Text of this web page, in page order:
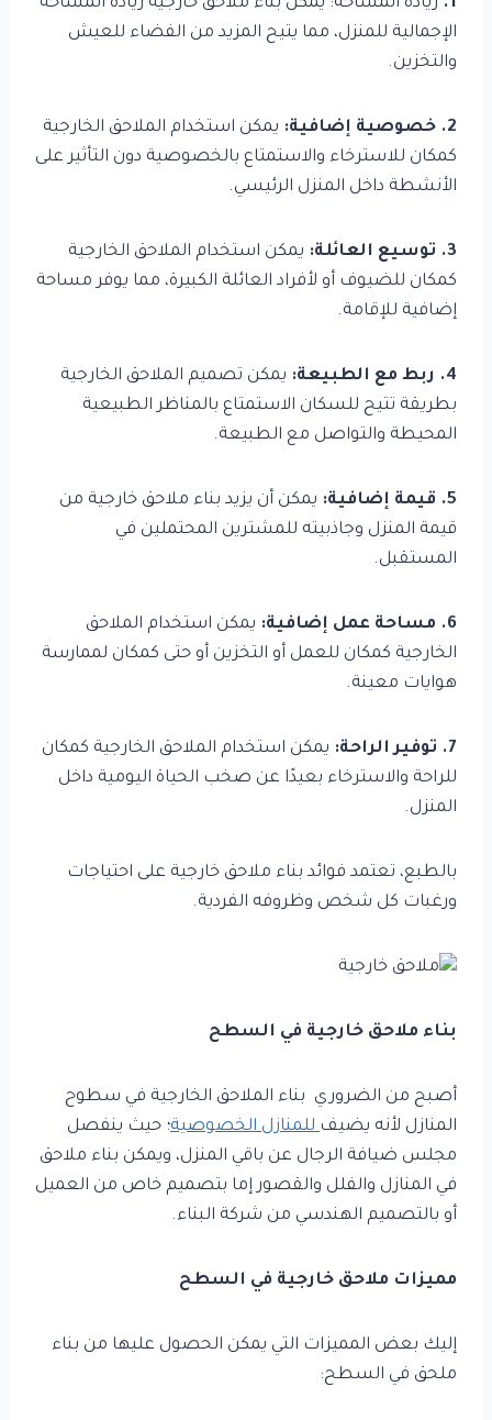
الإجمالية للمنزل، مما يتيح المزيد من الفضاء للعيش
والتخزين.
2. خصوصية إضافية:
يمكن استخدام الملاحق الخارجية
كمكان للاسترخاء والاستمتاع بالخصوصية دون التأثير على
الأنشطة داخل المنزل الرئيسي.
3. توسيع العائلة:
يمكن استخدام الملاحق الخارجية
كمكان للضيوف أو لأفراد العائلة الكبيرة، مما يوفر مساحة
إضافية للإقامة.
4. ربط مع الطبيعة:
يمكن تصميم الملاحق الخارجية
بطريقة تتيح للسكان الاستمتاع بالمناظر الطبيعية
المحيطة والتواصل مع الطبيعة.
5. قيمة إضافية:
يمكن أن يزيد بناء ملاحق خارجية من
قيمة المنزل وجاذبيته للمشترين المحتملين في
المستقبل.
6. مساحة عمل إضافية:
يمكن استخدام الملاحق
الخارجية كمكان للعمل أو التخزين أو حتى كمكان لممارسة
هوايات معينة.
7. توفير الراحة:
يمكن استخدام الملاحق الخارجية كمكان
للراحة والاسترخاء بعيدًا عن صخب الحياة اليومية داخل
المنزل.
بالطبع، تعتمد فوائد بناء ملاحق خارجية على احتياجات
ورغبات كل شخص وظروفه الفردية.
بناء ملاحق خارجية في السطح
أصبح من الضروري بناء الملاحق الخارجية في سطوح
المنازل لأنه يضيفللمنازل الخصوصية؛ حيث ينفصل
مجلس ضيافة الرجال عن باقي المنزل، ويمكن بناء ملاحق
في المنازل والفلل والقصور إما بتصميم خاص من العميل
أو بالتصميم الهندسي من شركة البناء.
مميزات ملاحق خارجية في السطح
إليك بعض المميزات التي يمكن الحصول عليها من بناء
ملحق في السطح: